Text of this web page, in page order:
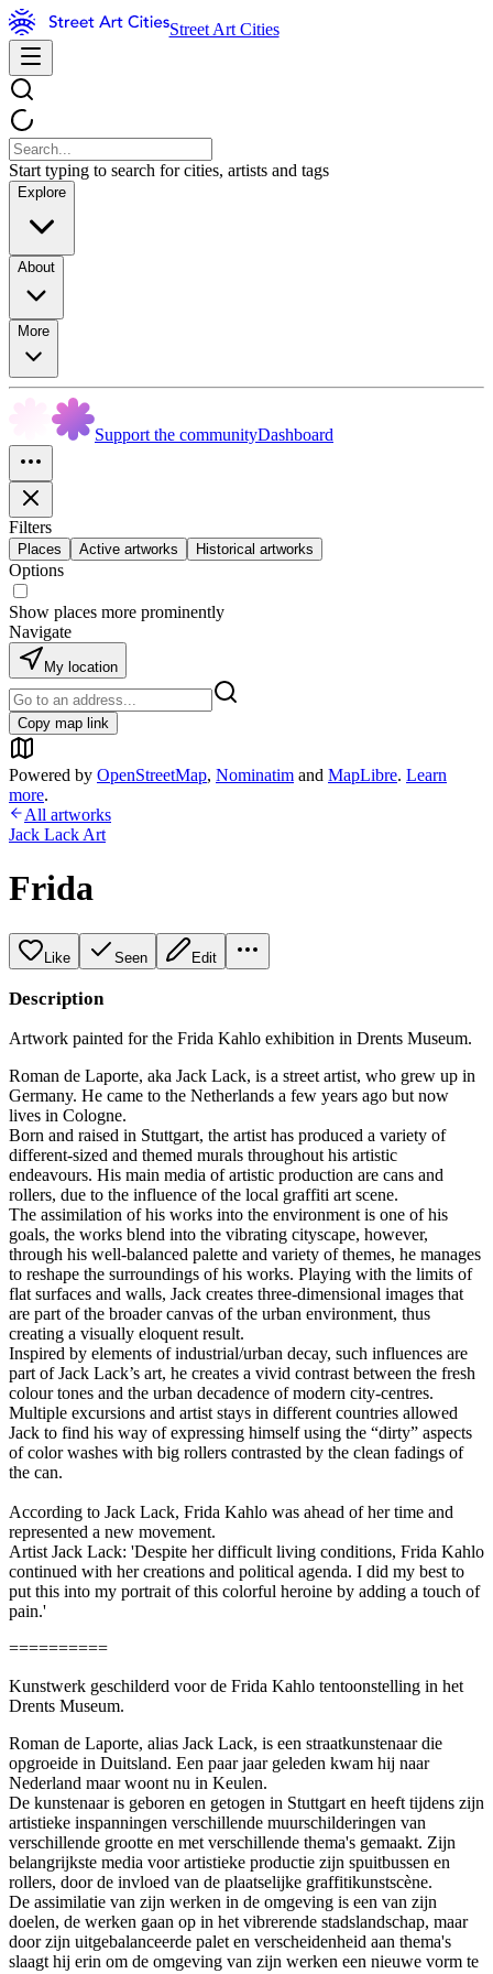
Street Art Cities
Start typing to search for cities, artists and tags
Explore
About
More
Support the communityDashboard
Filters
Places Active artworks Historical artworks
Options
Show places more prominently
Navigate
My location
Copy map link
Powered by OpenStreetMap, Nominatim and MapLibre. Learn
more.
All artworks
Jack Lack Art
Frida
Like Seen Edit
Description
Artwork painted for the Frida Kahlo exhibition in Drents Museum.
Roman de Laporte, aka Jack Lack, is a street artist, who grew up in
Germany. He came to the Netherlands a few years ago but now
lives in Cologne.
Born and raised in Stuttgart, the artist has produced a variety of
different-sized and themed murals throughout his artistic
endeavours. His main media of artistic production are cans and
rollers, due to the influence of the local graffiti art scene.
The assimilation of his works into the environment is one of his
goals, the works blend into the vibrating cityscape, however,
through his well-balanced palette and variety of themes, he manages
to reshape the surroundings of his works. Playing with the limits of
flat surfaces and walls, Jack creates three-dimensional images that
are part of the broader canvas of the urban environment, thus
creating a visually eloquent result.
Inspired by elements of industrial/urban decay, such influences are
part of Jack Lack’s art, he creates a vivid contrast between the fresh
colour tones and the urban decadence of modern city-centres.
Multiple excursions and artist stays in different countries allowed
Jack to find his way of expressing himself using the “dirty” aspects
of color washes with big rollers contrasted by the clean fadings of
the can.
According to Jack Lack, Frida Kahlo was ahead of her time and
represented a new movement.
Artist Jack Lack: 'Despite her difficult living conditions, Frida Kahlo
continued with her creations and political agenda. I did my best to
put this into my portrait of this colorful heroine by adding a touch of
pain.'
==========
Kunstwerk geschilderd voor de Frida Kahlo tentoonstelling in het
Drents Museum.
Roman de Laporte, alias Jack Lack, is een straatkunstenaar die
opgroeide in Duitsland. Een paar jaar geleden kwam hij naar
Nederland maar woont nu in Keulen.
De kunstenaar is geboren en getogen in Stuttgart en heeft tijdens zijn
artistieke inspanningen verschillende muurschilderingen van
verschillende grootte en met verschillende thema's gemaakt. Zijn
belangrijkste media voor artistieke productie zijn spuitbussen en
rollers, door de invloed van de plaatselijke graffitikunstscène.
De assimilatie van zijn werken in de omgeving is een van zijn
doelen, de werken gaan op in het vibrerende stadslandschap, maar
door zijn uitgebalanceerde palet en verscheidenheid aan thema's
slaagt hij erin om de omgeving van zijn werken een nieuwe vorm te